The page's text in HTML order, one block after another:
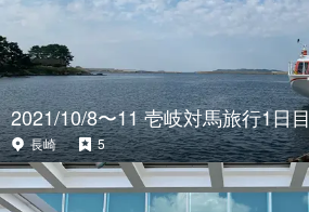
2021/10/8〜11 壱岐対馬旅行1日目
長崎 5